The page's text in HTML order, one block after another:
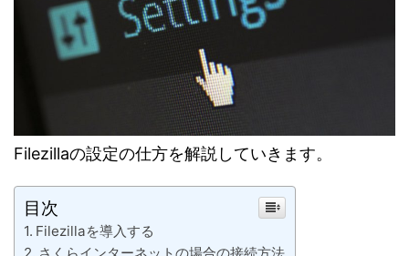
Filezillaの設定の仕方を解説していきます。
目次
Filezillaを導入する
さくらインターネットの場合の接続方法